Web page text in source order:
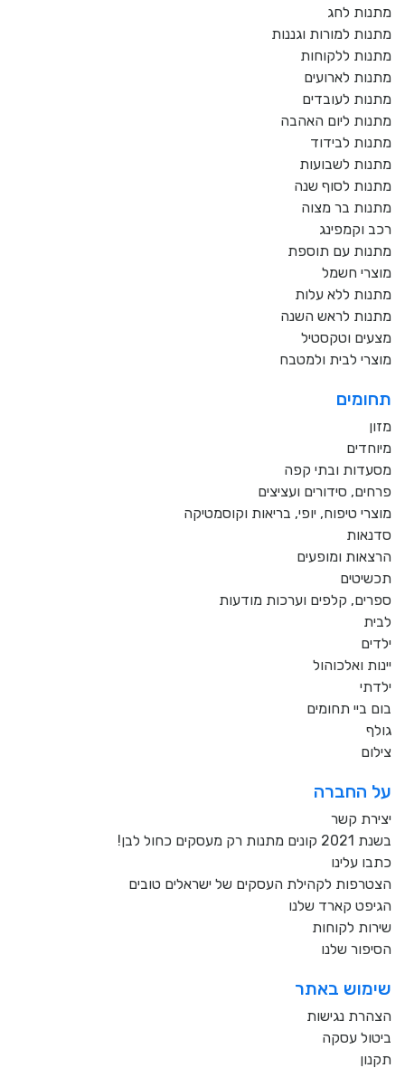
מתנות לחג
מתנות למורות וגננות
מתנות ללקוחות
מתנות לארועים
מתנות לעובדים
מתנות ליום האהבה
מתנות לבידוד
מתנות לשבועות
מתנות לסוף שנה
מתנות בר מצוה
רכב וקמפינג
מתנות עם תוספת
מוצרי חשמל
מתנות ללא עלות
מתנות לראש השנה
מצעים וטקסטיל
מוצרי לבית ולמטבח
תחומים
מזון
מיוחדים
מסעדות ובתי קפה
פרחים, סידורים ועציצים
מוצרי טיפוח, יופי, בריאות וקוסמטיקה
סדנאות
הרצאות ומופעים
תכשיטים
ספרים, קלפים וערכות מודעות
לבית
ילדים
יינות ואלכוהול
ילדתי
בום ביי תחומים
גולף
צילום
על החברה
יצירת קשר
בשנת 2021 קונים מתנות רק מעסקים כחול לבן!
כתבו עלינו
הצטרפות לקהילת העסקים של ישראלים טובים
הגיפט קארד שלנו
שירות לקוחות
הסיפור שלנו
שימוש באתר
הצהרת נגישות
ביטול עסקה
תקנון